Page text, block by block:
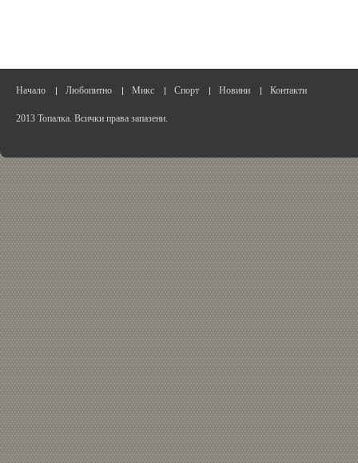
Начало Любопитно Микс Спорт Новини Контакти
2013 Топалка. Всички права запазени.